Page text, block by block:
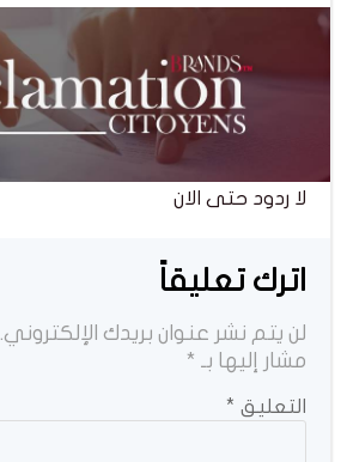
لا ردود حتى الان
اترك تعليقاً
لن يتم نشر عنوان بريدك الإلكتروني.
مشار إليها بـ *
التعليق *